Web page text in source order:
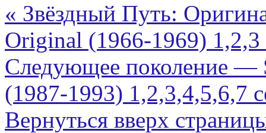
« Звёздный Путь:
Original (1966-1969)
Следующее поколение —
(1987-1993) 1,2,3,4,5,6,7
Вернуться вверх